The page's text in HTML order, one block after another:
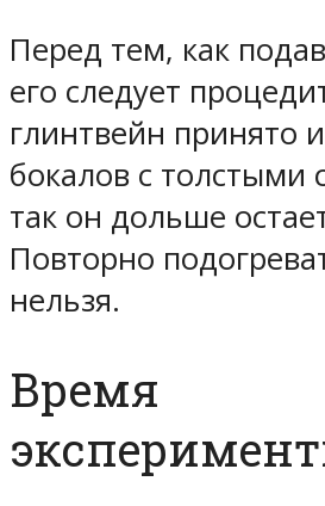
Перед тем, как
его следует
глинтвейн принято
бокалов с
так он дольше
Повторно
нельзя.
Время